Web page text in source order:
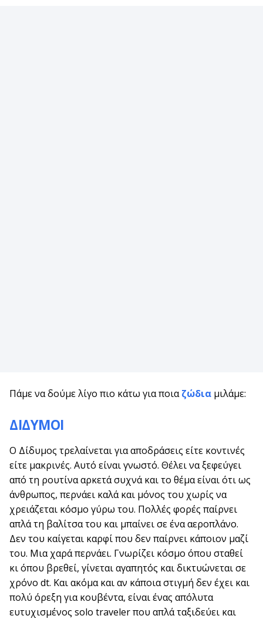
Πάμε να δούμε λίγο πιο κάτω για ποιαζώδια μιλάμε:
ΔΙΔΥΜΟΙ
Ο Δίδυμος τρελαίνεται για αποδράσεις είτε κοντινές
είτε μακρινές. Αυτό είναι γνωστό. Θέλει να ξεφεύγει
από τη ρουτίνα αρκετά συχνά και το θέμα είναι ότι ως
άνθρωπος, περνάει καλά και μόνος του χωρίς να
χρειάζεται κόσμο γύρω του. Πολλές φορές παίρνει
απλά τη βαλίτσα του και μπαίνει σε ένα αεροπλάνο.
Δεν του καίγεται καρφί που δεν παίρνει κάποιον μαζί
του. Μια χαρά περνάει. Γνωρίζει κόσμο όπου σταθεί
κι όπου βρεθεί, γίνεται αγαπητός και δικτυώνεται σε
χρόνο dt. Και ακόμα και αν κάποια στιγμή δεν έχει και
πολύ όρεξη για κουβέντα, είναι ένας απόλυτα
ευτυχισμένος solo traveler που απλά ταξιδεύει και